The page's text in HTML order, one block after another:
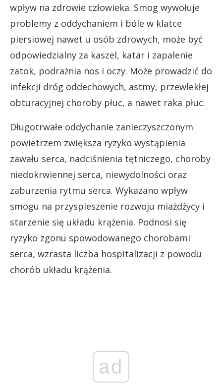
wpływ na zdrowie człowieka. Smog wywołuje
problemy z oddychaniem i bóle w klatce
piersiowej nawet u osób zdrowych, może być
odpowiedzialny za kaszel, katar i zapalenie
zatok, podrażnia nos i oczy. Może prowadzić do
infekcji dróg oddechowych, astmy, przewlekłej
obturacyjnej choroby płuc, a nawet raka płuc.
Długotrwałe oddychanie zanieczyszczonym
powietrzem zwiększa ryzyko wystąpienia
zawału serca, nadciśnienia tętniczego, choroby
niedokrwiennej serca, niewydolności oraz
zaburzenia rytmu serca. Wykazano wpływ
smogu na przyspieszenie rozwoju miażdżycy i
starzenie się układu krążenia. Podnosi się
ryzyko zgonu spowodowanego chorobami
serca, wzrasta liczba hospitalizacji z powodu
chorób układu krążenia.
ad